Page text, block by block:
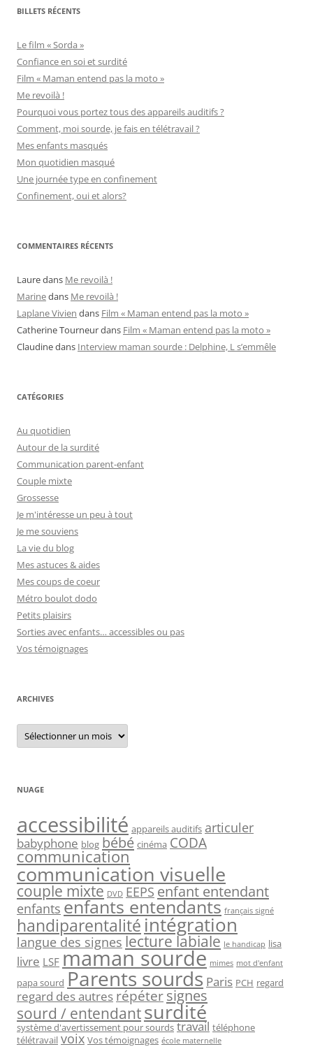
BILLETS RÉCENTS
Le film « Sorda »
Confiance en soi et surdité
Film « Maman entend pas la moto »
Me revoilà !
Pourquoi vous portez tous des appareils auditifs ?
Comment, moi sourde, je fais en télétravail ?
Mes enfants masqués
Mon quotidien masqué
Une journée type en confinement
Confinement, oui et alors?
COMMENTAIRES RÉCENTS
Lauredans Me revoilà !
Marinedans Me revoilà !
Laplane Vivien dans Film « Maman entend pas la moto »
Catherine Tourneurdans Film « Maman entend pas la moto »
Claudinedans Interview maman sourde : Delphine, L s’emmêle
CATÉGORIES
Au quotidien
Autour de la surdité
Communication parent-enfant
Couple mixte
Grossesse
Je m'intéresse un peu à tout
Je me souviens
La vie du blog
Mes astuces & aides
Mes coups de coeur
Métro boulot dodo
Petits plaisirs
Sorties avec enfants… accessibles ou pas
Vos témoignages
ARCHIVES
Archives
NUAGE
accessibilité appareils auditifs articuler
babyphone blog bébé cinéma CODA
communication
communication visuelle
couple mixte DVD EEPS enfant entendant
enfants enfants entendants français signé
handiparentalitéintégration
langue des signes lecture labiale le handicap lisa
livre LSF maman sourde mimes mot d'enfant
papa sourd Parents sourds Paris PCH regard
regard des autresrépétersignes
sourd / entendantsurdité
système d'avertissement pour sourds travail téléphone
télétravail voix Vos témoignages école maternelle